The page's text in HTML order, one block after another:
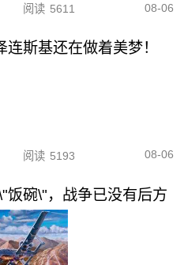
阅读 5611 08-06
连斯基还在做着美梦！
阅读 5193 08-06
饭碗\"，战争已没有后方